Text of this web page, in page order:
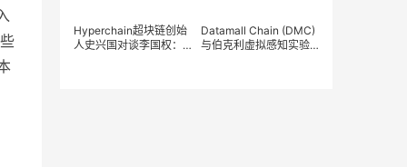
Hyperchain超块链创始
人史兴国对谈李国权：
Datamall Chain (DMC)
与伯克利虚拟感知实验